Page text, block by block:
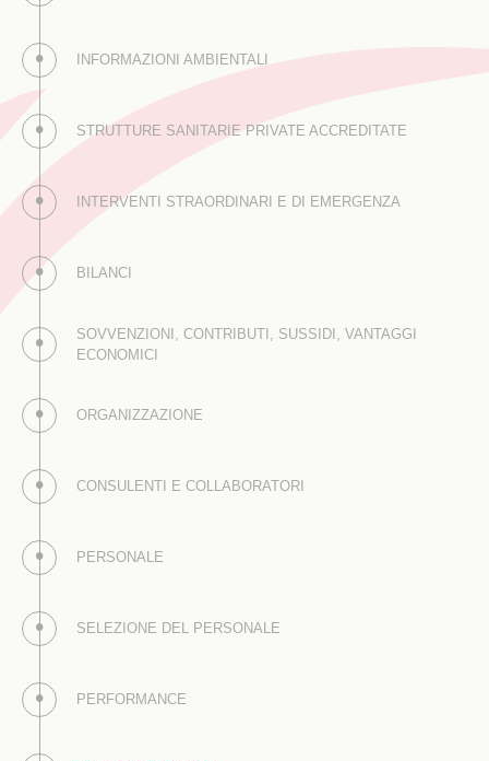
INFORMAZIONI AMBIENTALI
STRUTTURE SANITARIE PRIVATE ACCREDITATE
INTERVENTI STRAORDINARI E DI EMERGENZA
BILANCI
SOVVENZIONI, CONTRIBUTI, SUSSIDI, VANTAGGI
ECONOMICI
ORGANIZZAZIONE
CONSULENTI E COLLABORATORI
PERSONALE
SELEZIONE DEL PERSONALE
PERFORMANCE